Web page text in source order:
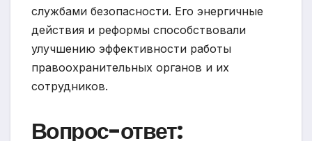
службами безопасности. Его энергичные
действия и реформы способствовали
улучшению эффективности работы
правоохранительных органов и их
сотрудников.
Вопрос-ответ: